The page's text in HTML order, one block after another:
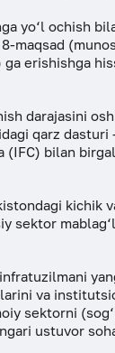
yo‘l ochish
maqsad
erishishga
darajasini
qarz dasturi
(IFC) bilan
kichik
sektor
va
sektorni
ustuvor